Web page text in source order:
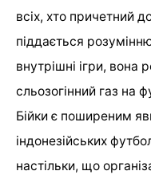
всіх, хто причетний
піддається
внутрішні ігри, вона
сльозогінний газ на
Бійки є поширеним
індонезійських
настільки, що